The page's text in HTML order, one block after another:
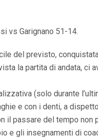
vs Garignano 51-14.
del previsto,
la partita di andata, ci
(solo durante
e con i denti, a
il passare del tempo non
e gli insegnamenti di